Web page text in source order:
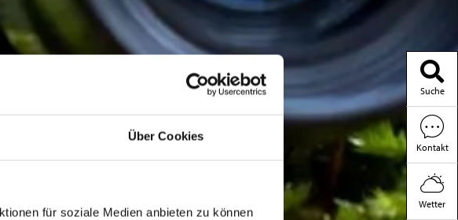
Über Cookies
für soziale Medien anbieten zu können
Suche
Kontakt
Wetter